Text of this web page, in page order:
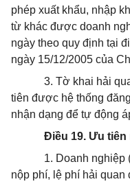
phép xuất khẩu, nhập
từ khác được doanh
ngày theo quy định tại
ngày 15/12/2005 của
3. Tờ khai hải
tiên được hệ thống
nhận dạng để tự động
Điều 19. Ưu tiên
1. Doanh nghiệp
nộp phí, lệ phí hải quan